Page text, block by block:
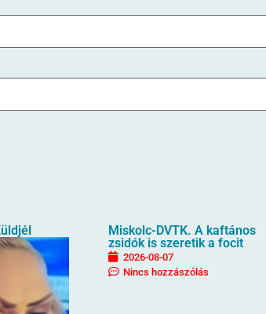
Miskolc-DVTK. A kaftános
zsidók is szeretik a focit
2026-08-07
Nincs hozzászólás